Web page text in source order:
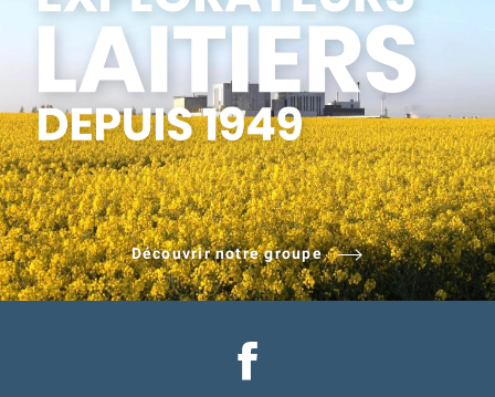
Découvrir notre groupe